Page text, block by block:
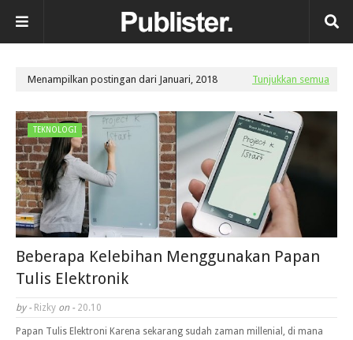
Menampilkan postingan dari Januari, 2018 Tunjukkan semua
TEKNOLOGI
Beberapa Kelebihan Menggunakan Papan
Tulis Elektronik
by - Rizky on - 20.10
Papan Tulis Elektroni Karena sekarang sudah zaman millenial, di mana